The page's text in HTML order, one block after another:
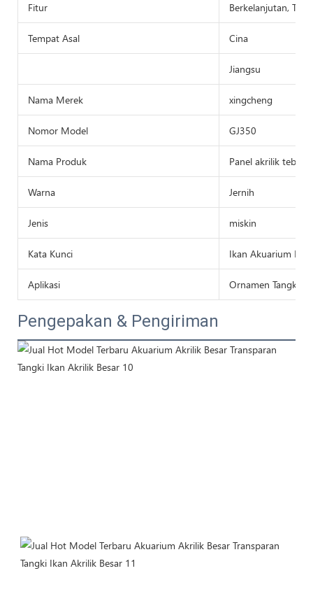
Fitur Berkelanjutan,
Tempat Asal Cina
Jiangsu
Nama Merek xingcheng
Nomor Model GJ350
Nama Produk Panel akrilik tebal
Warna Jernih
Jenis miskin
Kata Kunci Ikan Akuarium
Aplikasi Ornamen Tangki
Pengepakan & Pengiriman